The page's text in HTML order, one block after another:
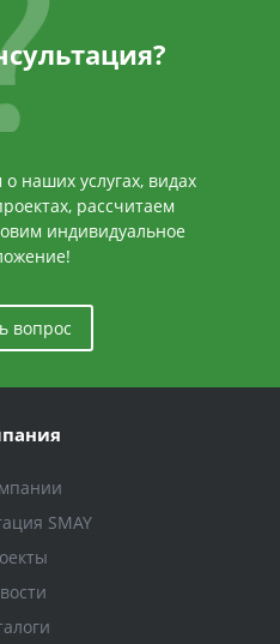
наших услугах, видах
рассчитаем
индивидуальное
вопрос
SMAY